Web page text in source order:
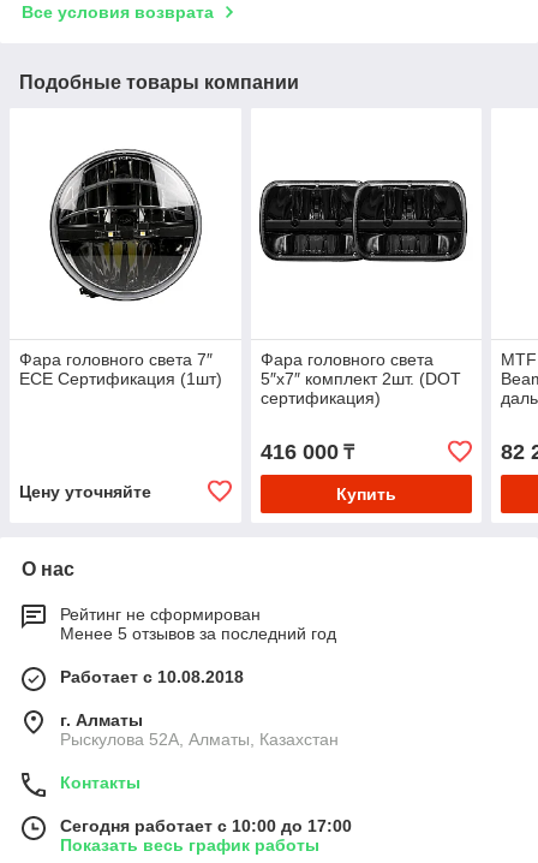
Все условия возврата
Подобные товары компании
Фара головного света 7″
ECE Сертификация (1шт)
Цену уточняйте
Фара головного света
5″х7″ комплект 2шт. (DOT
сертификация)
416 000₸
Купить
82
О нас
Рейтинг не сформирован
Менее 5 отзывов за последний год
Работает с 10.08.2018
г. Алматы
Рыскулова 52А, Алматы, Казахстан
Контакты
Сегодня работает с 10:00 до 17:00
Показать весь график работы